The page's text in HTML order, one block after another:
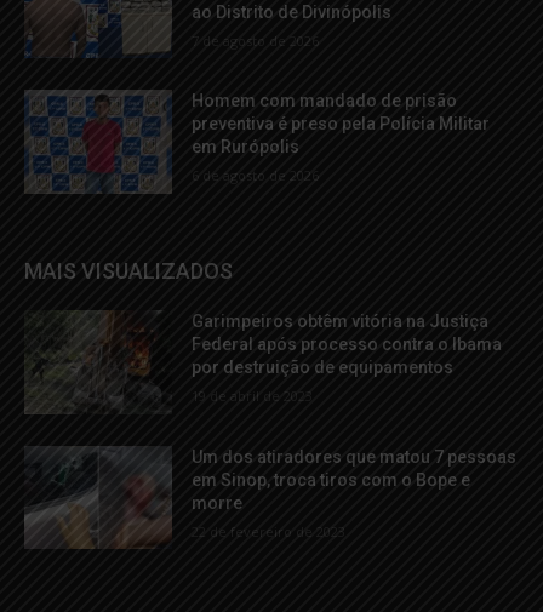
ao Distrito de Divinópolis
7 de agosto de 2026
Homem com mandado de prisão
preventiva é preso pela Polícia Militar
em Rurópolis
6 de agosto de 2026
MAIS VISUALIZADOS
Garimpeiros obtêm vitória na Justiça
Federal após processo contra o Ibama
por destruição de equipamentos
19 de abril de 2023
Um dos atiradores que matou 7 pessoas
em Sinop, troca tiros com o Bope e
morre
22 de fevereiro de 2023